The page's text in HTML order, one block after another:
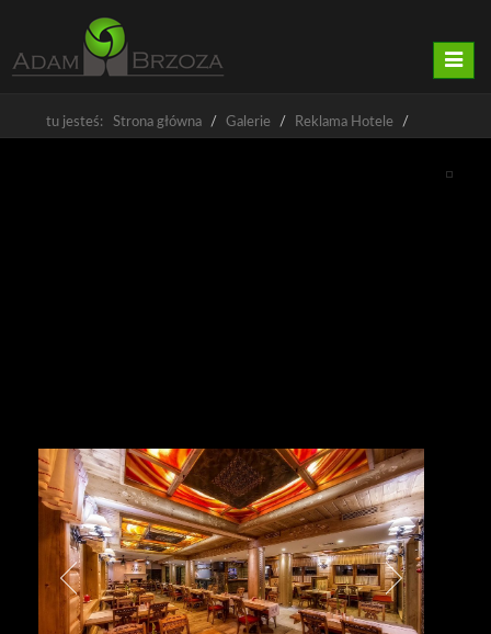
tu jesteś: Strona główna Galerie Reklama Hotele